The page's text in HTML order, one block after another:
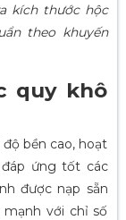
kích thước hộc
theo khuyến
quy khô
bền cao, hoạt
ứng tốt các
được nạp sẵn
với chỉ số